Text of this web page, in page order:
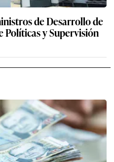
de Desarrollo de
y Supervisión